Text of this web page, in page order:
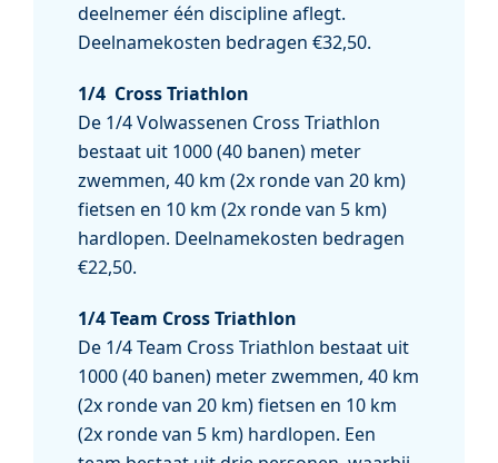
deelnemer één discipline aflegt.
Deelnamekosten bedragen €32,50.
1/4 Cross Triathlon
De 1/4 Volwassenen Cross Triathlon
bestaat uit 1000 (40 banen) meter
zwemmen, 40 km (2x ronde van 20 km)
fietsen en 10 km (2x ronde van 5 km)
hardlopen. Deelnamekosten bedragen
€22,50.
1/4 Team Cross Triathlon
De 1/4 Team Cross Triathlon bestaat uit
1000 (40 banen) meter zwemmen, 40 km
(2x ronde van 20 km) fietsen en 10 km
(2x ronde van 5 km) hardlopen. Een